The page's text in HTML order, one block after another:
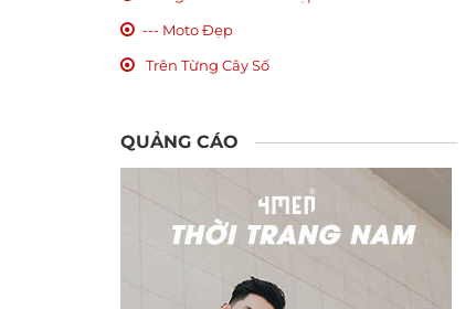
--- Moto Đẹp
Trên Từng Cây Số
QUẢNG CÁO